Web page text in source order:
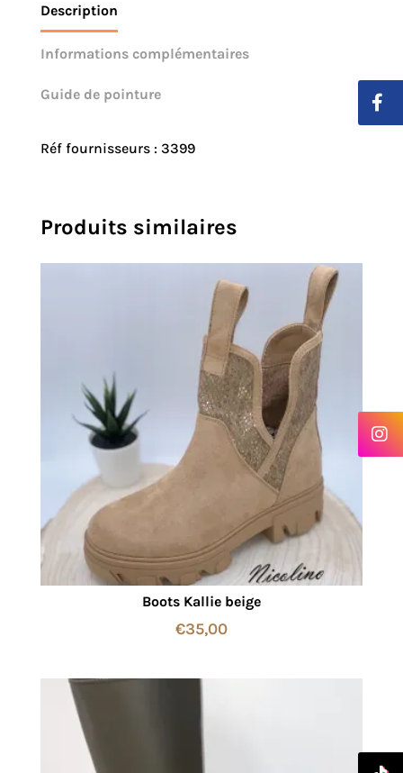
Description
Informations complémentaires
Guide de pointure
Réf fournisseurs : 3399
Produits similaires
Boots Kallie beige
€35,00